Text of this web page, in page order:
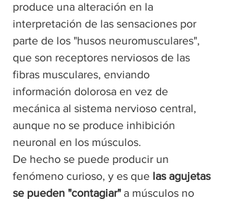
produce una alteración en la
interpretación de las sensaciones por
parte de los "husos neuromusculares",
que son receptores nerviosos de las
fibras musculares, enviando
información dolorosa en vez de
mecánica al sistema nervioso central,
aunque no se produce inhibición
neuronal en los músculos.
De hecho se puede producir un
fenómeno curioso, y es que las agujetas
se pueden "contagiar" a músculos no